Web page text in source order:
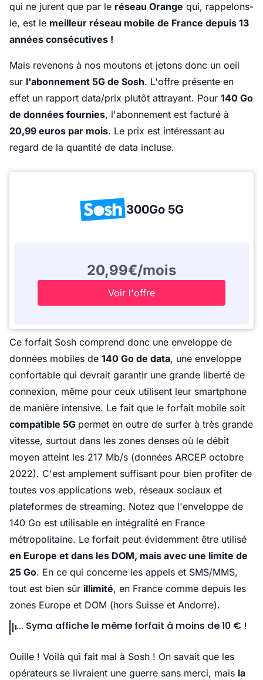
qui ne jurent que par le réseau Orange qui, rappelons-
le, est le meilleur réseau mobile de France depuis 13
années consécutives !
Mais revenons à nos moutons et jetons donc un oeil
sur l'abonnement 5G de Sosh. L'offre présente en
effet un rapport data/prix plutôt attrayant. Pour 140 Go
de données fournies, l'abonnement est facturé à
20,99 euros par mois. Le prix est intéressant au
regard de la quantité de data incluse.
300Go 5G
20,99€/mois
Voir l'offre
Ce forfait Sosh comprend donc une enveloppe de
données mobiles de 140 Go de data, une enveloppe
confortable qui devrait garantir une grande liberté de
connexion, même pour ceux utilisent leur smartphone
de manière intensive. Le fait que le forfait mobile soit
compatible 5G permet en outre de surfer à très grande
vitesse, surtout dans les zones denses où le débit
moyen atteint les 217 Mb/s (données ARCEP octobre
2022). C'est amplement suffisant pour bien profiter de
toutes vos applications web, réseaux sociaux et
plateformes de streaming. Notez que l'enveloppe de
140 Go est utilisable en intégralité en France
métropolitaine. Le forfait peut évidemment être utilisé
en Europe et dans les DOM, mais avec une limite de
25 Go. En ce qui concerne les appels et SMS/MMS,
tout est bien sûr illimité, en France comme depuis les
zones Europe et DOM (hors Suisse et Andorre).
... Syma affiche le même forfait à moins de 10 € !
Ouille ! Voilà qui fait mal à Sosh ! On savait que les
opérateurs se livraient une guerre sans merci, mais la